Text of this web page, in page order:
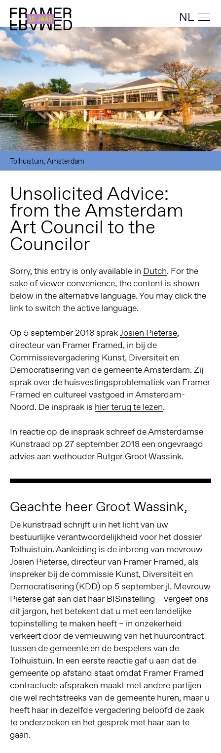
NL
Tolhuistuin, Amsterdam
Unsolicited Advice:
from the Amsterdam
Art Council to the
Councilor
Sorry, this entry is only available in Dutch. For the
sake of viewer convenience, the content is shown
below in the alternative language. You may click the
link to switch the active language.
Op 5 september 2018 sprakJosien Pieterse,
directeur van Framer Framed, in bij de
Commissievergadering Kunst, Diversiteit en
Democratisering van de gemeente Amsterdam. Zij
sprak over de huisvestingsproblematiek van Framer
Framed en cultureel vastgoed in Amsterdam-
Noord. De inspraak is hier terug te lezen.
In reactie op de inspraak schreef de Amsterdamse
Kunstraad op 27 september 2018 een ongevraagd
advies aan wethouder Rutger Groot Wassink.
Geachte heer Groot Wassink,
De kunstraad schrijft u in het licht van uw
bestuurlijke verantwoordelijkheid voor het dossier
Tolhuistuin. Aanleiding is de inbreng van mevrouw
Josien Pieterse, directeur van Framer Framed, als
inspreker bij de commissie Kunst, Diversiteit en
Democratisering (KDD) op 5 september jl. Mevrouw
Pieterse gaf aan dat haar BISinstelling – vergeef ons
dit jargon, het betekent dat u met een landelijke
topinstelling te maken heeft – in onzekerheid
verkeert door de vernieuwing van het huurcontract
tussen de gemeente en de bespelers van de
Tolhuistuin. In een eerste reactie gaf u aan dat de
gemeente op afstand staat omdat Framer Framed
contractuele afspraken maakt met andere partijen
die wel rechtstreeks van de gemeente huren, maar u
heeft haar in dezelfde vergadering beloofd de zaak
te onderzoeken en het gesprek met haar aan te
gaan.